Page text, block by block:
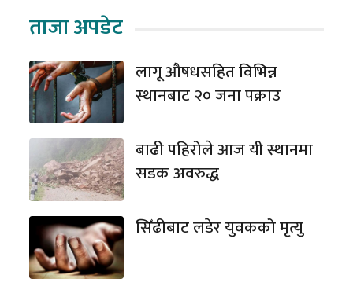
ताजा अपडेट
लागू औषधसहित विभिन्न
स्थानबाट २० जना पक्राउ
बाढी पहिरोले आज यी स्थानमा
सडक अवरुद्ध
सिँढीबाट लडेर युवकको मृत्यु